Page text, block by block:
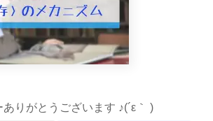
りがとうございます ♪(´ε｀ )